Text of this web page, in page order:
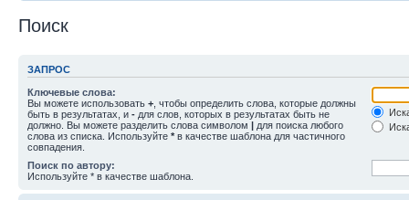
Поиск
ЗАПРОС
Ключевые слова:
Вы можете использовать + , чтобы определить слова, которые должны
быть в результатах, и - для слов, которых в результатах быть не
должно. Вы можете разделить слова символом | для поиска любого
слова из списка. Используйте * в качестве шаблона для частичного
совпадения.
Поиск по автору:
Используйте * в качестве шаблона.